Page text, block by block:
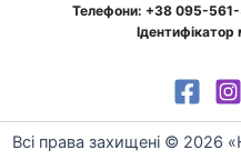
Телефони: +38 095-
Всі права захищені © 2026